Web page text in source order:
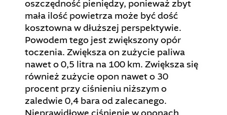
oszczędność pieniędzy, ponieważ zbyt
mała ilość powietrza może być dość
kosztowna w dłuższej perspektywie.
Powodem tego jest zwiększony opór
toczenia. Zwiększa on zużycie paliwa
nawet o 0,5 litra na 100 km. Zwiększa się
również zużycie opon nawet o 30
procent przy ciśnieniu niższym o
zaledwie 0,4 bara od zalecanego.